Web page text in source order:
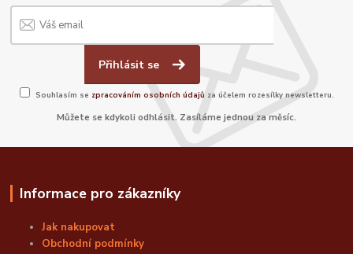
Přihlásit se
Souhlasím se zpracováním osobních údajů za účelem rozesílky newsletteru.
Můžete se kdykoli odhlásit. Zasíláme jednou za měsíc.
Informace pro zákazníky
Jak nakupovat
Obchodní podmínky